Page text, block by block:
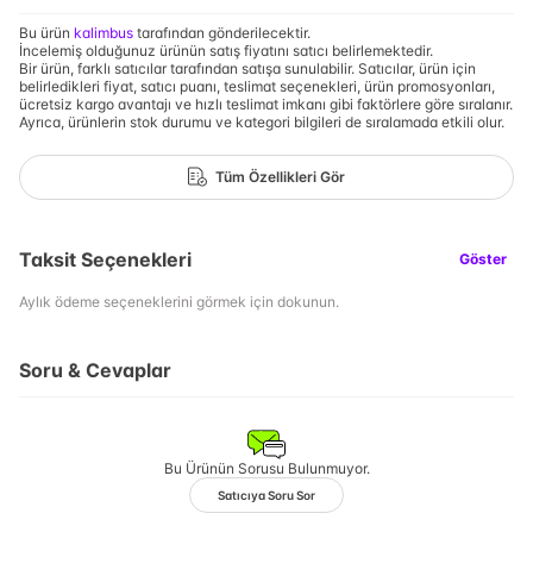
Bu ürün kalimbus tarafından gönderilecektir.
İncelemiş olduğunuz ürünün satış fiyatını satıcı belirlemektedir.
Bir ürün, farklı satıcılar tarafından satışa sunulabilir. Satıcılar, ürün için
belirledikleri fiyat, satıcı puanı, teslimat seçenekleri, ürün promosyonları,
ücretsiz kargo avantajı ve hızlı teslimat imkanı gibi faktörlere göre sıralanır.
Ayrıca, ürünlerin stok durumu ve kategori bilgileri de sıralamada etkili olur.
Tüm Özellikleri Gör
Taksit Seçenekleri Göster
Aylık ödeme seçeneklerini görmek için dokunun.
Soru & Cevaplar
Bu Ürünün Sorusu Bulunmuyor.
Satıcıya Soru Sor